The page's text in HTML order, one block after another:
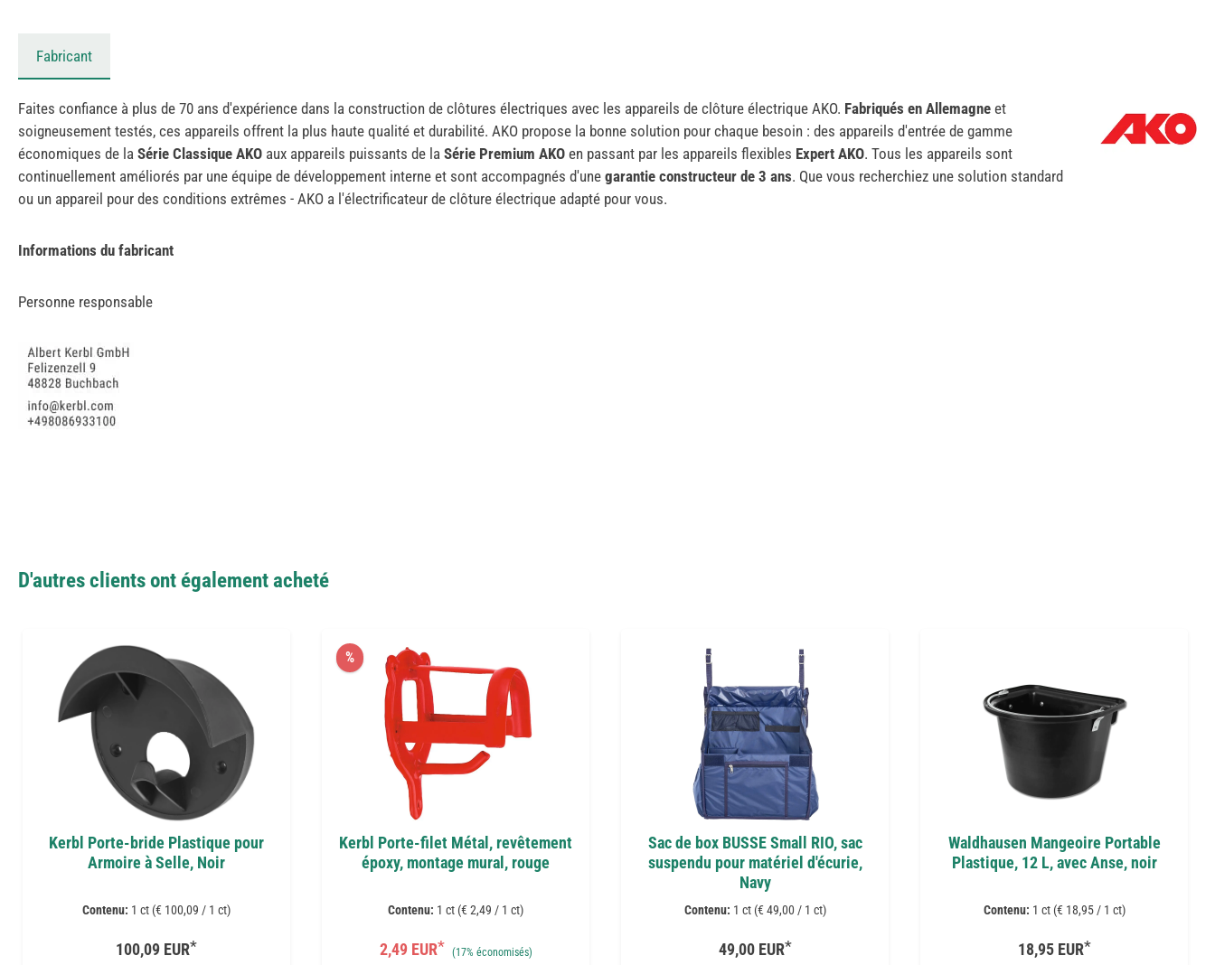
Fabricant
Faites confiance à plus de 70 ans d'expérience dans la construction de clôtures électriques avec les appareils de clôture électrique AKO. Fabriqués en Allemagne et
soigneusement testés, ces appareils offrent la plus haute qualité et durabilité. AKO propose la bonne solution pour chaque besoin : des appareils d'entrée de gamme
économiques de la Série Classique AKO aux appareils puissants de la Série Premium AKO en passant par les appareils flexibles Expert AKO. Tous les appareils sont
continuellement améliorés par une équipe de développement interne et sont accompagnés d'une garantie constructeur de 3 ans. Que vous recherchiez une solution standard
ou un appareil pour des conditions extrêmes - AKO a l'électrificateur de clôture électrique adapté pour vous.
Informations du fabricant
Personne responsable
D'autres clients ont également acheté
Kerbl Porte-bride Plastique pour
Armoire à Selle, Noir
Contenu: 1 ct (€ 100,09 / 1 ct)
100,09 EUR*
%
Kerbl Porte-filet Métal, revêtement
époxy, montage mural, rouge
Contenu: 1 ct (€ 2,49 / 1 ct)
2,49 EUR* (17% économisés)
Sac de box BUSSE Small RIO, sac
suspendu pour matériel d'écurie,
Navy
Contenu: 1 ct (€ 49,00 / 1 ct)
49,00 EUR*
Waldhausen Mangeoire Portable
Plastique, 12 L, avec Anse, noir
Contenu: 1 ct (€ 18,95 / 1 ct)
18,95 EUR*